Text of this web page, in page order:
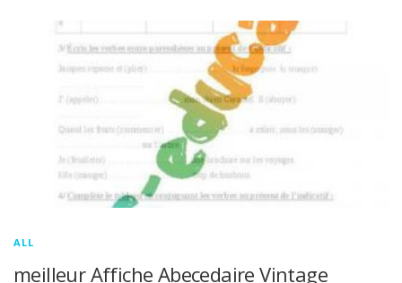
ALL
meilleur Affiche Abecedaire Vintage